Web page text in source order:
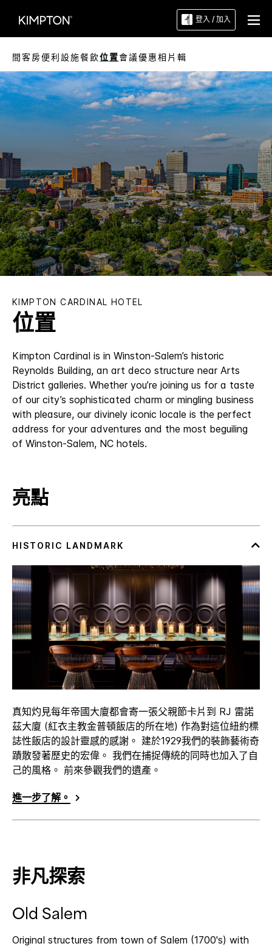
登入 / 加入
間客房便利設施餐飲位置會議優惠相片輯
KIMPTON CARDINAL HOTEL
位置
Kimpton Cardinal is in Winston-Salem’s historic
Reynolds Building, an art deco structure near Arts
District galleries. Whether you’re joining us for a taste
of our city’s sophisticated charm or mingling business
with pleasure, our divinely iconic locale is the perfect
address for your adventures and the most beguiling
of Winston-Salem, NC hotels.
亮點
真知灼見每年帝國大廈都會寄一張父親節卡片到 RJ 雷諾
茲大廈 (紅衣主教金普頓飯店的所在地) 作為對這位紐約標
誌性飯店的設計靈感的感謝。 建於1929我們的裝飾藝術奇
蹟散發著歷史的宏偉。 我們在捕捉傳統的同時也加入了自
己的風格。 前來參觀我們的遺產。
進一步了解。
非凡探索
Old Salem
Original structures from town of Salem (1700's) with